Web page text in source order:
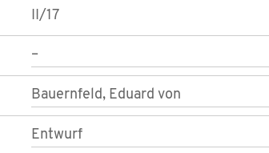
II/17
–
Bauernfeld, Eduard von
Entwurf